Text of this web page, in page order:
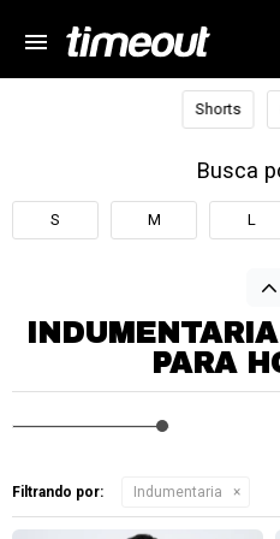
menu
Shorts
Busca
S M L
PARA
Filtrando por: Indumentaria